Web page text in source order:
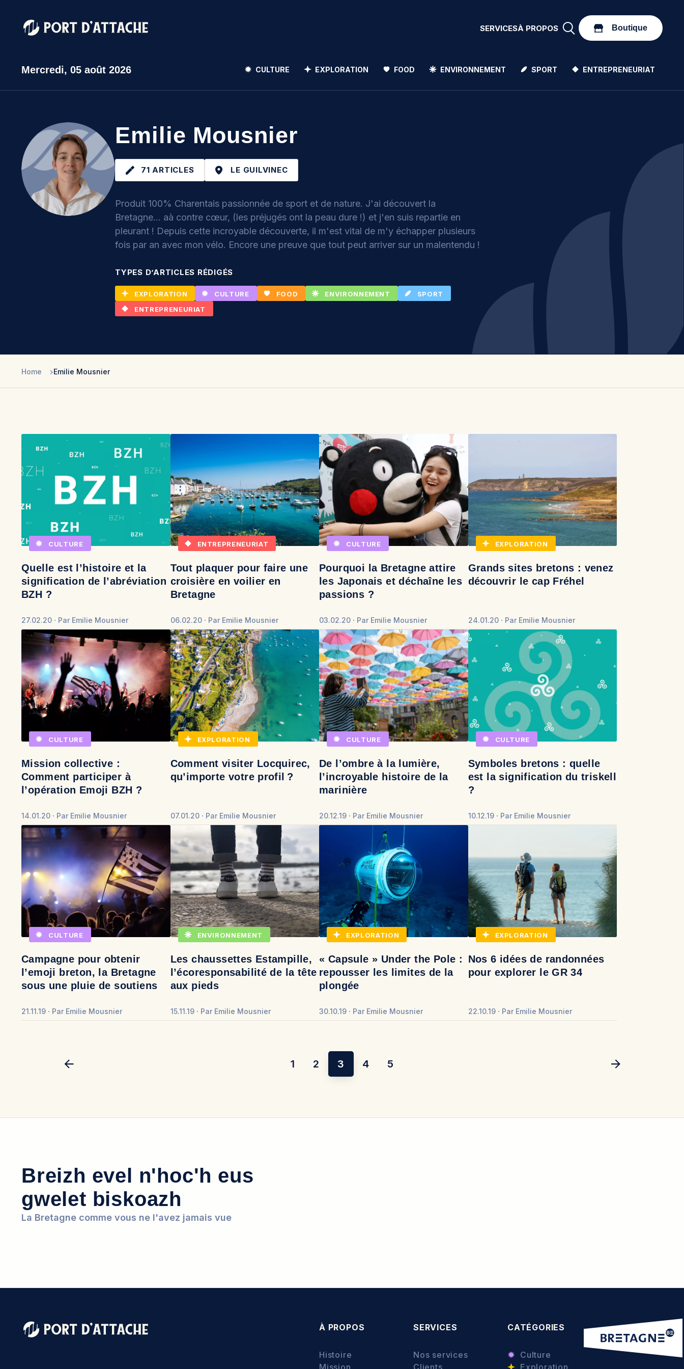
SERVICESÀ PROPOS Boutique
Mercredi, 05 août 2026 CULTURE EXPLORATION FOOD ENVIRONNEMENT SPORT ENTREPRENEURIAT
Emilie Mousnier
71 ARTICLES LE GUILVINEC
Produit 100% Charentais passionnée de sport et de nature. J'ai découvert la
Bretagne... aà contre cœur, (les préjugés ont la peau dure !) et j'en suis repartie en
pleurant ! Depuis cette incroyable découverte, il m'est vital de m'y échapper plusieurs
fois par an avec mon vélo. Encore une preuve que tout peut arriver sur un malentendu !
TYPES D’ARTICLES RÉDIGÉS
EXPLORATION CULTURE FOOD ENVIRONNEMENT
SPORT
ENTREPRENEURIAT
Home Emilie Mousnier
CULTURE
Quelle est l’histoire et la
signification de l’abréviation
BZH ?
27.02.20 Par Emilie Mousnier
ENTREPRENEURIAT
Tout plaquer pour faire une
croisière en voilier en
Bretagne
06.02.20 Par Emilie Mousnier
CULTURE
Pourquoi la Bretagne attire
les Japonais et déchaîne les
passions ?
03.02.20 Par Emilie Mousnier
EXPLORATION
Grands sites bretons : venez
découvrir le cap Fréhel
24.01.20 Par Emilie Mousnier
CULTURE
Mission collective :
Comment participer à
l’opération Emoji BZH ?
14.01.20 Par Emilie Mousnier
EXPLORATION
Comment visiter Locquirec,
qu’importe votre profil ?
07.01.20 Par Emilie Mousnier
CULTURE
De l’ombre à la lumière,
l’incroyable histoire de la
marinière
20.12.19 Par Emilie Mousnier
CULTURE
Symboles bretons : quelle
est la signification du triskell
?
10.12.19 Par Emilie Mousnier
CULTURE
Campagne pour obtenir
l’emoji breton, la Bretagne
sous une pluie de soutiens
21.11.19 Par Emilie Mousnier
ENVIRONNEMENT
Les chaussettes Estampille,
l’écoresponsabilité de la tête
aux pieds
15.11.19 Par Emilie Mousnier
EXPLORATION
« Capsule » Under the Pole :
repousser les limites de la
plongée
30.10.19 Par Emilie Mousnier
EXPLORATION
Nos 6 idées de randonnées
pour explorer le GR 34
22.10.19 Par Emilie Mousnier
1 2 3 4 5
Breizh evel n'hoc'h eus
gwelet biskoazh
La Bretagne comme vous ne l'avez jamais vue
À PROPOS
Histoire
Mission
SERVICES
Nos services
Clients
CATÉGORIES
Culture
Exploration